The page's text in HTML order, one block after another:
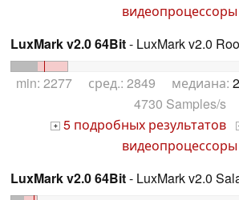
видеопроцессоры
LuxMark v2.0 64Bit- LuxMark v2.0
min: 2277 сред.: 2849 медиана:
4730 Samples/s
+ 5 подробных результатов
видеопроцессоры
LuxMark v2.0 64Bit- LuxMark v2.0